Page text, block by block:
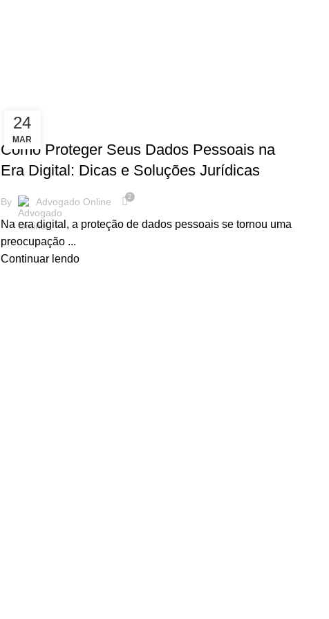
24
MAR
EMPRESARIAL
Como Proteger Seus Dados Pessoais na
Era Digital: Dicas e Soluções Jurídicas
By Advogado Online 2
Na era digital, a proteção de dados pessoais se tornou uma
preocupação ...
Continuar lendo